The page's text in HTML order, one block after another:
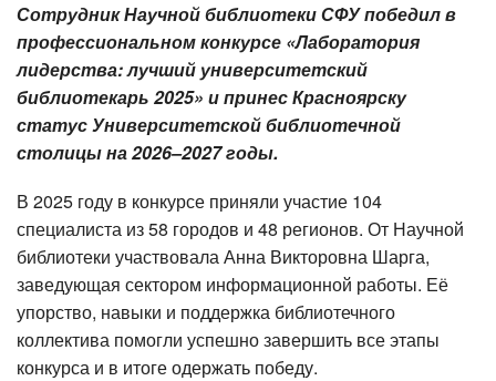
Сотрудник Научной библиотеки СФУ победил в
профессиональном конкурсе «Лаборатория
лидерства: лучший университетский
библиотекарь 2025» и принес Красноярску
статус Университетской библиотечной
столицы на 2026–2027 годы.
В 2025 году в конкурсе приняли участие 104
специалиста из 58 городов и 48 регионов. От Научной
библиотеки участвовала Анна Викторовна Шарга,
заведующая сектором информационной работы. Её
упорство, навыки и поддержка библиотечного
коллектива помогли успешно завершить все этапы
конкурса и в итоге одержать победу.